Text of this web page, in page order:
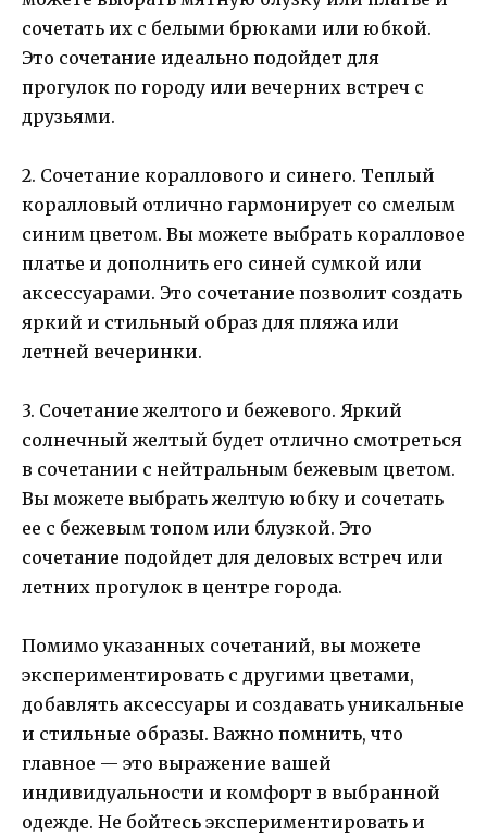
сочетать их с белыми брюками или юбкой.
Это сочетание идеально подойдет для
прогулок по городу или вечерних встреч с
друзьями.
2. Сочетание кораллового и синего. Теплый
коралловый отлично гармонирует со смелым
синим цветом. Вы можете выбрать коралловое
платье и дополнить его синей сумкой или
аксессуарами. Это сочетание позволит создать
яркий и стильный образ для пляжа или
летней вечеринки.
3. Сочетание желтого и бежевого. Яркий
солнечный желтый будет отлично смотреться
в сочетании с нейтральным бежевым цветом.
Вы можете выбрать желтую юбку и сочетать
ее с бежевым топом или блузкой. Это
сочетание подойдет для деловых встреч или
летних прогулок в центре города.
Помимо указанных сочетаний, вы можете
экспериментировать с другими цветами,
добавлять аксессуары и создавать уникальные
и стильные образы. Важно помнить, что
главное — это выражение вашей
индивидуальности и комфорт в выбранной
одежде. Не бойтесь экспериментировать и